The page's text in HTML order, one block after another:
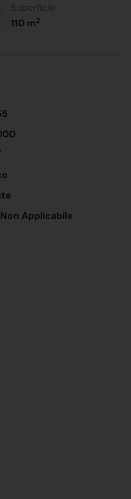
Superficie:
110 m2
Applicabile